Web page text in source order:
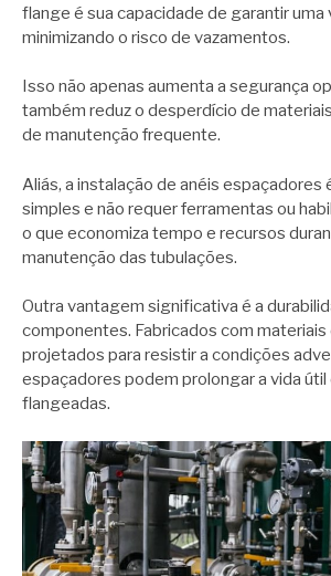
flange é sua capacidade de garantir uma
minimizando o risco de vazamentos.
Isso não apenas aumenta a segurança
também reduz o desperdício de
de manutenção frequente.
Aliás, a instalação de anéis espaçadores
simples e não requer ferramentas ou
o que economiza tempo e recursos
manutenção das tubulações.
Outra vantagem significativa é a
componentes. Fabricados com materiais
projetados para resistir a condições
espaçadores podem prolongar a vida útil
flangeadas.